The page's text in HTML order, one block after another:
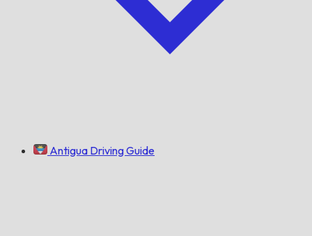
Antigua Driving Guide